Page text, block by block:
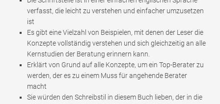
verfasst, die leicht zu verstehen und einfacher umzusetzen
ist
Es gibt eine Vielzahl von Beispielen, mit denen der Leser die
Konzepte vollständig verstehen und sich gleichzeitig an alle
Kernstudien der Beratung erinnern kann.
Erklärt von Grund auf alle Konzepte, um ein Top-Berater zu
werden, der es zu einem Muss für angehende Berater
macht
Sie würden den Schreibstil in diesem Buch lieben, der in die